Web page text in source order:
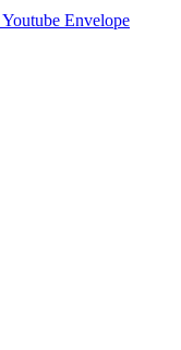
Youtube Envelope